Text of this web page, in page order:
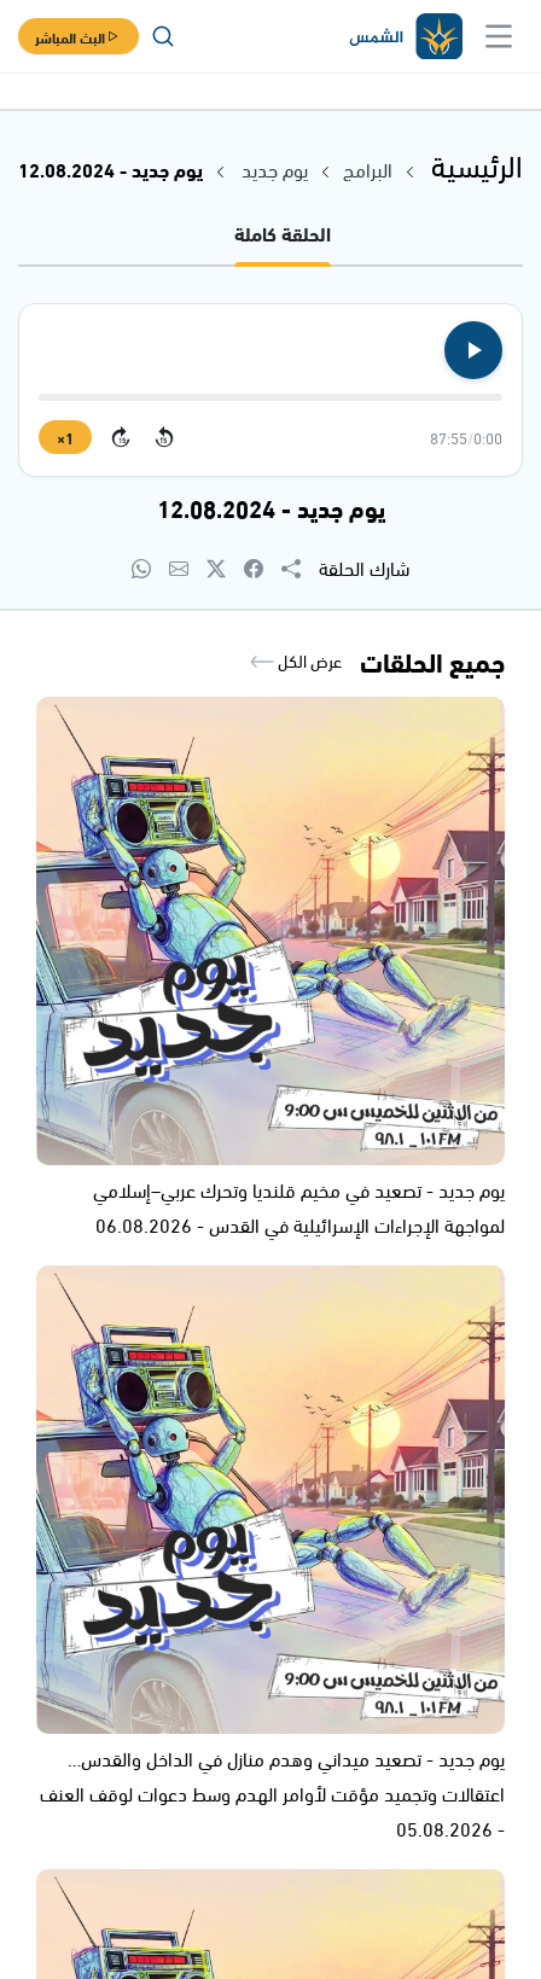
البث المباشر
الرئيسية البرامج يوم جديد
يوم جديد - 12.08.2024
الحلقة كاملة
0:00
/
87:55
15
15
1×
يوم جديد - 12.08.2024
شارك الحلقة
جميع الحلقات عرض الكل
يوم جديد - تصعيد في مخيم قلنديا وتحرك عربي–إسلامي
لمواجهة الإجراءات الإسرائيلية في القدس - 06.08.2026
يوم جديد - تصعيد ميداني وهدم منازل في الداخل والقدس…
اعتقالات وتجميد مؤقت لأوامر الهدم وسط دعوات لوقف العنف
- 05.08.2026